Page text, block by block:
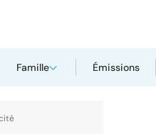
Famille Émissions